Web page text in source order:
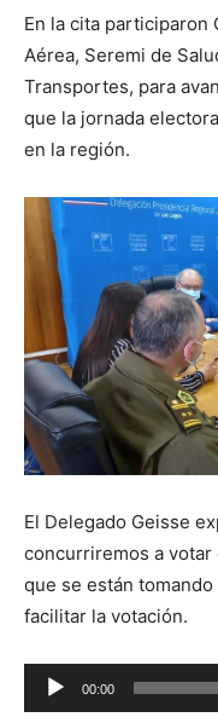
En la cita participaron
Aérea, Seremi de
Transportes, para
que la jornada
en la región.
El Delegado Geisse
concurriremos a votar
que se están
facilitar la votación.
Reproductor
de
00:00